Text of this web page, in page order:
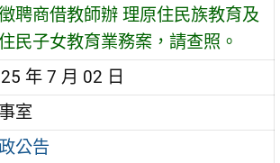
聘商借教師辦 理原住民族教育及
民子女教育業務案，請查照。
年 7 月 02 日
室
公告